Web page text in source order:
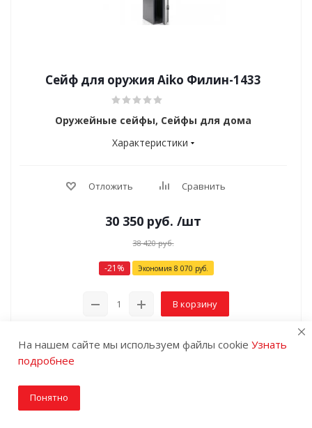
Сейф для оружия Aiko Филин-1433
Оружейные сейфы, Сейфы для дома
Характеристики
Отложить Сравнить
30 350 руб. /шт
38 420руб.
-21 % Экономия 8 070 руб.
В корзину
На нашем сайте мы используем файлы cookie Узнать
подробнее
Понятно